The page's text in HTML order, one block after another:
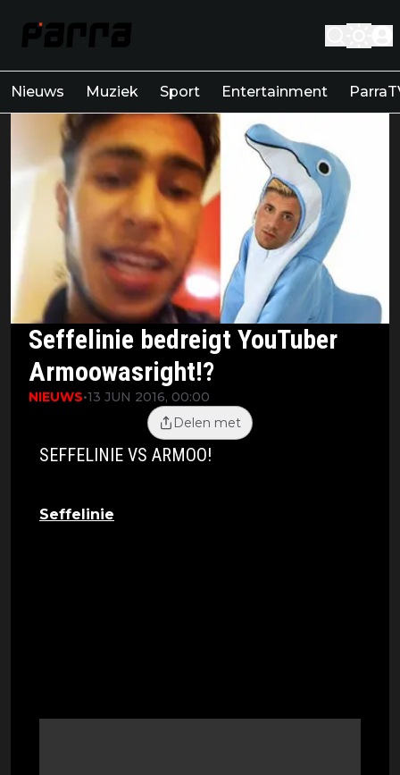
Nieuws Muziek Sport Entertainment
Seffelinie bedreigt YouTuber
Armoowasright!?
NIEUWS•13 JUN 2016, 00:00
Delen met
SEFFELINIE VS ARMOO!
Seffelinie